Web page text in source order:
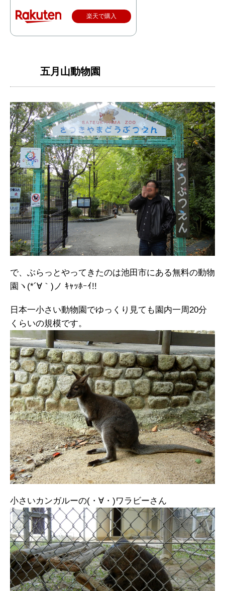
楽天で購入
五月山動物園
で、ぶらっとやってきたのは池田市にある無料の動物
園ヽ(*´∀｀)ノ ｷｬｯﾎｰｲ!!
日本一小さい動物園でゆっくり見ても園内一周20分
くらいの規模です。
小さいカンガルーの(・∀・)ワラビーさん